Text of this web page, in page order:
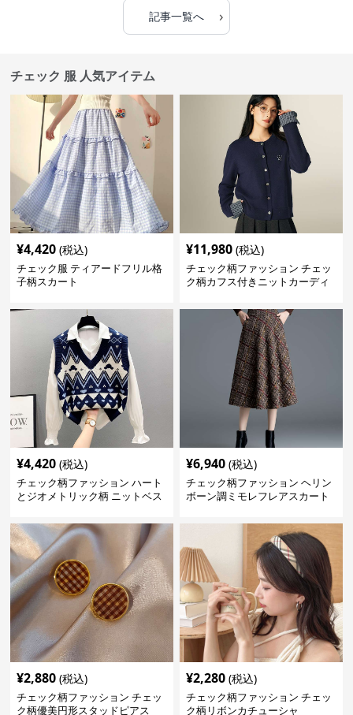
記事一覧へ ›
チェック 服 人気アイテム
¥4,420 (税込)
チェック服 ティアードフリル格
子柄スカート
¥11,980 (税込)
チェック柄ファッション チェッ
ク柄カフス付きニットカーディ
¥4,420 (税込)
チェック柄ファッション ハート
とジオメトリック柄 ニットベス
¥6,940 (税込)
チェック柄ファッション ヘリン
ボーン調ミモレフレアスカート
¥2,880 (税込)
チェック柄ファッション チェッ
ク柄優美円形スタッドピアス
¥2,280 (税込)
チェック柄ファッション チェッ
ク柄リボンカチューシャ